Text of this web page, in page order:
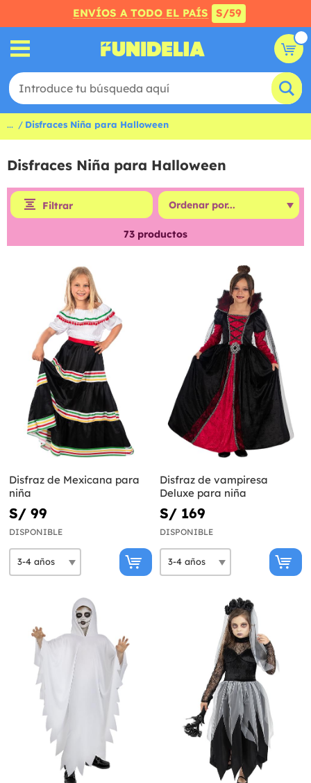
ENVÍOS A TODO EL PAÍS S/59
... Disfraces Niña para Halloween
Disfraces Niña para Halloween
Filtrar
73 productos
Disfraz de Mexicana para
niña
S/ 99
DISPONIBLE
Disfraz de vampiresa
Deluxe para niña
S/ 169
DISPONIBLE